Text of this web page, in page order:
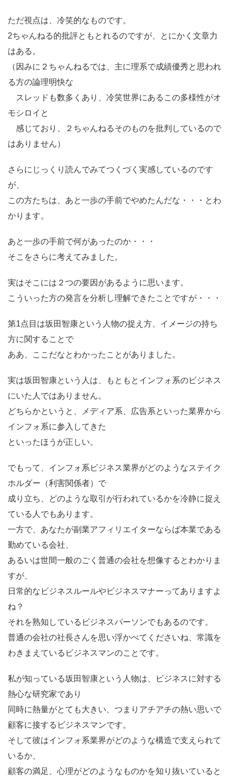
ただ視点は、冷笑的なものです。
2ちゃんねる的批評ともとれるのですが、とにかく文章力
はある。
（因みに２ちゃんねるでは、主に理系で成績優秀と思われ
る方の論理明快な
スレッドも数多くあり、冷笑世界にあるこの多様性がオ
モシロイと
感じており、２ちゃんねるそのものを批判しているので
はありません）
さらにじっくり読んでみてつくづく実感しているのです
が、
この方たちは、あと一歩の手前でやめたんだな・・・とわ
かります。
あと一歩の手前で何があったのか・・・
そこをさらに考えてみました。
実はそこには ２つの要因 があるように思います。
こういった方の発言を分析し理解できたことですが・・・
第1点目は坂田智康という人物の捉え方、イメージの持ち
方に関することで
ああ、ここだなとわかったことがありました。
実は坂田智康という人は、もともとインフォ系のビジネス
にいた人ではありません。
どちらかというと、メディア系、広告系といった業界から
インフォ系に参入してきた
といったほうが正しい。
でもって、インフォ系ビジネス業界がどのようなステイク
ホルダー（利害関係者）で
成り立ち、どのような取引が行われているかを冷静に捉え
ている人でもあります。
一方で、あなたが副業アフィリエイターならば本業である
勤めている会社、
あるいは世間一般のごく普通の会社を想像するとわかりま
すが、
日常的なビジネスルールやビジネスマナーってありますよ
ね？
それを熟知しているビジネスパーソンでもあるのです。
普通の会社の社長さんを思い浮かべてくださいね、常識を
わきまえているビジネスマンのことです。
私が知っている坂田智康という人物は、ビジネスに対する
熱心な研究家であり
同時に熱量がとても大きい、つまりアチアチの熱い思いで
顧客に接するビジネスマンです。
そして彼はインフォ系業界がどのような構造で支えられて
いるか、
顧客の満足、心理がどのようなものかを知り抜いていると